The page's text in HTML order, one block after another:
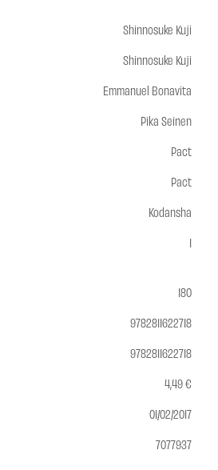
Shinnosuke Kuji
Shinnosuke Kuji
Emmanuel Bonavita
Pika Seinen
Pact
Pact
Kodansha
1
180
9782811622718
9782811622718
4,49 €
01/02/2017
7077937